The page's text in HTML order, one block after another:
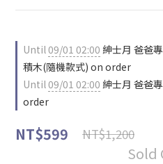
Until09/01 02:00 紳士月 爸爸
積木(隨機款式) on order
Until09/01 02:00 紳士月 爸爸
order
NT$599 NT$1,200
Sold